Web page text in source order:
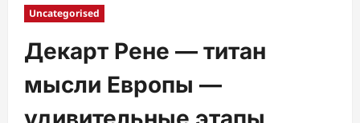
Uncategorised
Декарт Рене — титан
мысли Европы —